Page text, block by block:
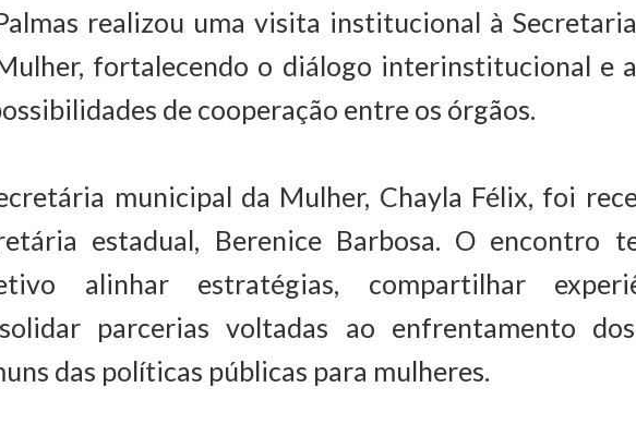
realizou uma visita institucional à
fortalecendo o diálogo interinstitucional e
de cooperação entre os órgãos.
municipal da Mulher, Chayla Félix, foi
estadual, Berenice Barbosa. O encontro
alinhar estratégias, compartilhar
parcerias voltadas ao enfrentamento
das políticas públicas para mulheres.